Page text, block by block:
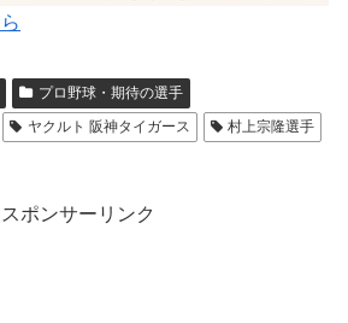
プロ野球・期待の選手
ヤクルト 阪神タイガース
村上宗隆選手
スポンサーリンク